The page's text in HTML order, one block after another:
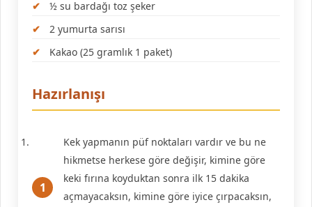
½ su bardağı toz şeker
2 yumurta sarısı
Kakao (25 gramlık 1 paket)
Hazırlanışı
Kek yapmanın püf noktaları vardır ve bu ne
hikmetse herkese göre değişir, kimine göre
keki fırına koyduktan sonra ilk 15 dakika
açmayacaksın, kimine göre iyice çırpacaksın,